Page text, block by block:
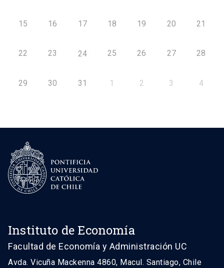
15 16 17 18 19 20 21
22 23 24 25 26 27 28
29 30 31 1 2 3 4
Instituto de Economía
Facultad de Economía y Administración UC
Avda. Vicuña Mackenna 4860, Macul. Santiago, Chile